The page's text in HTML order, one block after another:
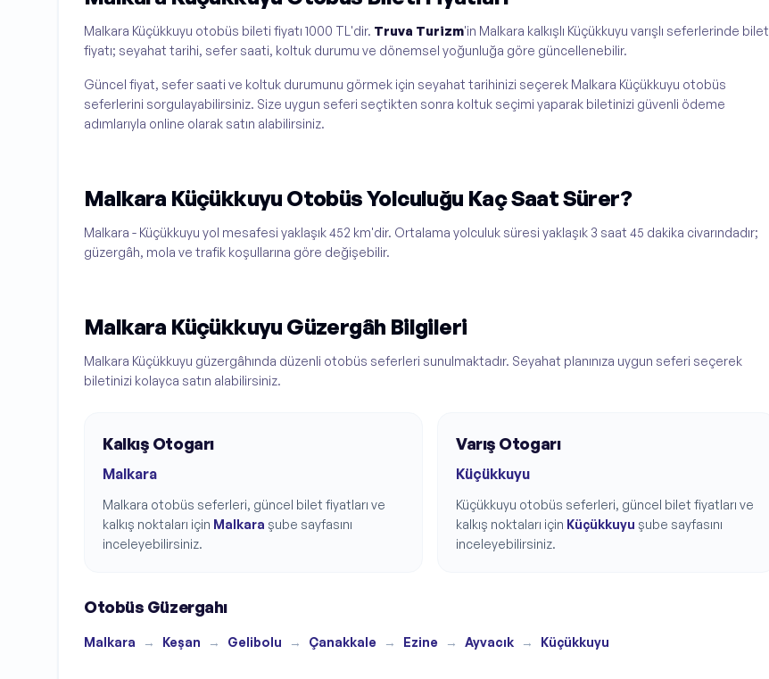
Malkara Küçükkuyu otobüs bileti fiyatı 1000 TL'dir. Truva Turizm'in Malkara kalkışlı Küçükkuyu varışlı seferlerinde bilet
fiyatı; seyahat tarihi, sefer saati, koltuk durumu ve dönemsel yoğunluğa göre güncellenebilir.
Güncel fiyat, sefer saati ve koltuk durumunu görmek için seyahat tarihinizi seçerek Malkara Küçükkuyu otobüs
seferlerini sorgulayabilirsiniz. Size uygun seferi seçtikten sonra koltuk seçimi yaparak biletinizi güvenli ödeme
adımlarıyla online olarak satın alabilirsiniz.
Malkara Küçükkuyu Otobüs Yolculuğu Kaç Saat Sürer?
Malkara - Küçükkuyu yol mesafesi yaklaşık 452 km'dir. Ortalama yolculuk süresi yaklaşık 3 saat 45 dakika civarındadır;
güzergâh, mola ve trafik koşullarına göre değişebilir.
Malkara Küçükkuyu Güzergâh Bilgileri
Malkara Küçükkuyu güzergâhında düzenli otobüs seferleri sunulmaktadır. Seyahat planınıza uygun seferi seçerek
biletinizi kolayca satın alabilirsiniz.
Kalkış Otogarı
Malkara
Malkara otobüs seferleri, güncel bilet fiyatları ve
kalkış noktaları için Malkara şube sayfasını
inceleyebilirsiniz.
Varış Otogarı
Küçükkuyu
Küçükkuyu otobüs seferleri, güncel bilet fiyatları ve
kalkış noktaları için Küçükkuyu şube sayfasını
inceleyebilirsiniz.
Otobüs Güzergahı
Malkara → Keşan → Gelibolu → Çanakkale → Ezine → Ayvacık → Küçükkuyu